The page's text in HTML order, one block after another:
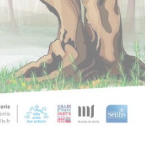
PRATIQUES